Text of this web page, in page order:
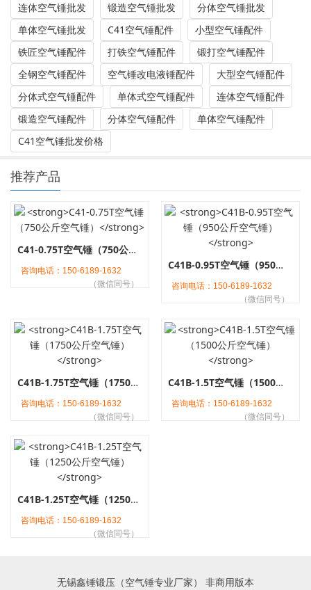
连体空气锤批发
锻造空气锤批发
分体空气锤批发
单体空气锤批发
C41空气锤配件
小型空气锤配件
铁匠空气锤配件
打铁空气锤配件
锻打空气锤配件
全钢空气锤配件
空气锤改电液锤配件
大型空气锤配件
分体式空气锤配件
单体式空气锤配件
连体空气锤配件
锻造空气锤配件
分体空气锤配件
单体空气锤配件
C41空气锤批发价格
推荐产品
C41-0.75T空气锤（750公斤空气锤）
咨询电话：150-6189-1632
（微信同号）
C41B-0.95T空气锤（950公斤空气锤）
咨询电话：150-6189-1632
（微信同号）
C41B-1.75T空气锤（1750公斤空气锤）
咨询电话：150-6189-1632
（微信同号）
C41B-1.5T空气锤（1500公斤空气锤）
咨询电话：150-6189-1632
（微信同号）
C41B-1.25T空气锤（1250公斤空气锤）
咨询电话：150-6189-1632
（微信同号）
无锡鑫锤锻压（空气锤专业厂家） 非商用版本